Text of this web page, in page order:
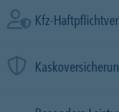
Kfz-